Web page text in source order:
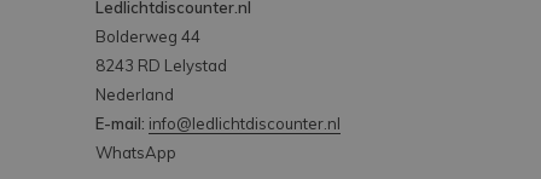
Ledlichtdiscounter.nl
Bolderweg 44
8243 RD Lelystad
Nederland
E-mail: info@ledlichtdiscounter.nl
WhatsApp